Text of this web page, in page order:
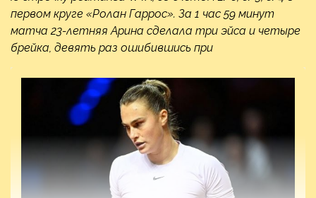
первом круге «Ролан Гаррос». За 1 час 59 минут
матча 23-летняя Арина сделала три эйса и четыре
брейка, девять раз ошибившись при